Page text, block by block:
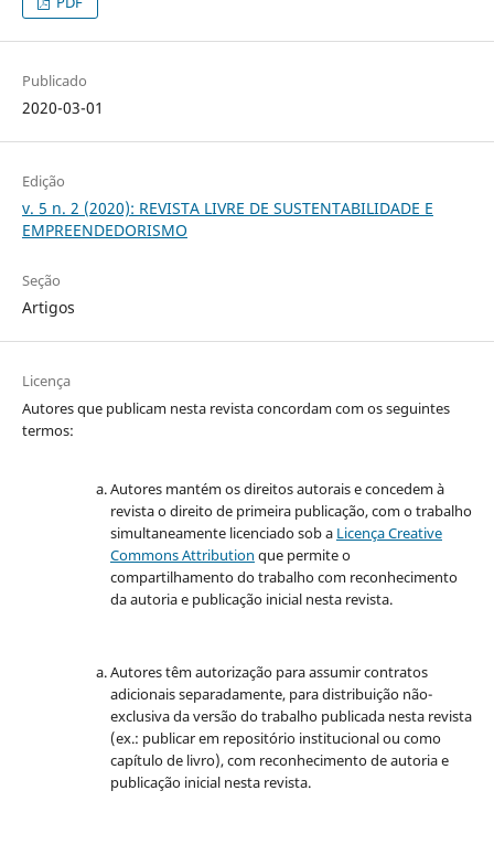
Publicado
2020-03-01
Edição
v. 5 n. 2 (2020): REVISTA LIVRE DE SUSTENTABILIDADE E
EMPREENDEDORISMO
Seção
Artigos
Licença
Autores que publicam nesta revista concordam com os seguintes
termos:
Autores mantém os direitos autorais e concedem à
revista o direito de primeira publicação, com o trabalho
simultaneamente licenciado sob a Licença Creative
Commons Attribution que permite o
compartilhamento do trabalho com reconhecimento
da autoria e publicação inicial nesta revista.
Autores têm autorização para assumir contratos
adicionais separadamente, para distribuição não-
exclusiva da versão do trabalho publicada nesta revista
(ex.: publicar em repositório institucional ou como
capítulo de livro), com reconhecimento de autoria e
publicação inicial nesta revista.